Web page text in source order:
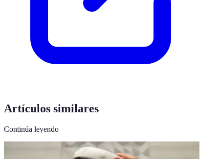
Artículos similares
Continúa leyendo